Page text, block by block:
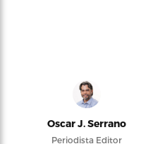
Oscar J. Serrano
Periodista Editor